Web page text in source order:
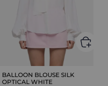
BALLOON BLOUSE SILK
OPTICAL WHITE